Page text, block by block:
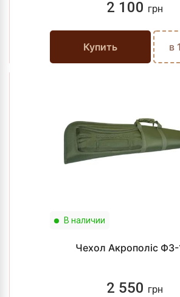
2 100 грн
Купить в
В наличии
Чехол Акрополіс
2 550 грн